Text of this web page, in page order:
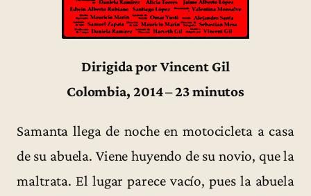
Dirigida por Vincent Gil
Colombia, 2014 – 23 minutos
Samanta llega de noche en motocicleta a casa
de su abuela. Viene huyendo de su novio, que la
maltrata. El lugar parece vacío, pues la abuela